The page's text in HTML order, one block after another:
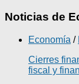
Noticias de
Economía /
Cierres
fiscal y